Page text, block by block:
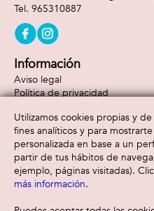
965310887
Información
Aviso legal
Política de privacidad
Formas de pago
Utilizamos cookies propias y
fines analíticos y para
personalizada en base a un
partir de tus hábitos de
ejemplo, páginas visitadas).
más información.